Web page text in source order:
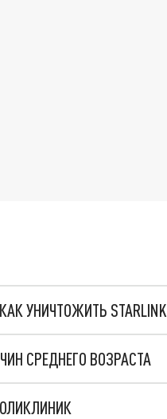
УНИЧТОЖИТЬ STARLINK
СРЕДНЕГО ВОЗРАСТА